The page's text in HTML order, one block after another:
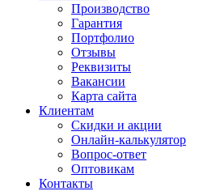
Производство
Гарантия
Портфолио
Отзывы
Реквизиты
Вакансии
Карта сайта
Клиентам
Скидки и акции
Онлайн-калькулятор
Вопрос-ответ
Оптовикам
Контакты